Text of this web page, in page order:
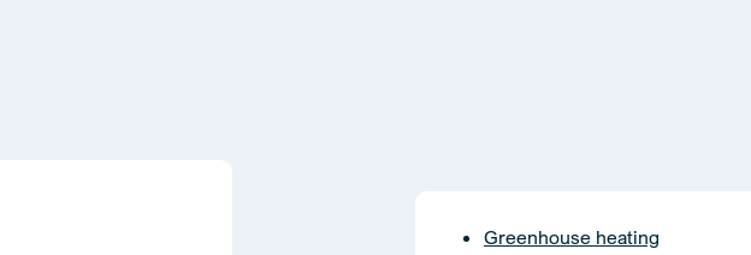
Greenhouse heating